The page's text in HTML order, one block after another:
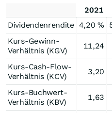
2021
Dividendenrendite 4,20 %
Kurs-Gewinn-
Verhältnis (KGV)
11,24
Kurs-Cash-Flow-
Verhältnis (KCV)
3,20
Kurs-Buchwert-
Verhältnis (KBV)
1,63